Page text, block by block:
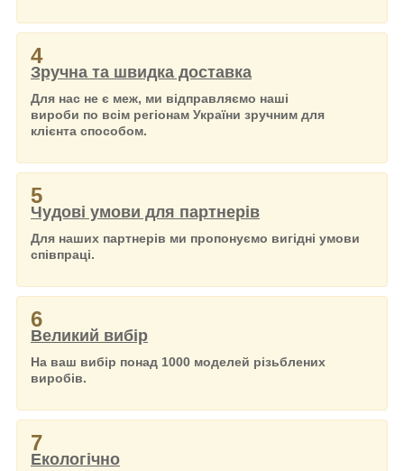
4
Зручна та швидка доставка
Для нас не є меж, ми відправляємо наші
вироби по всім регіонам України зручним для
клієнта способом.
5
Чудові умови для партнерів
Для наших партнерів ми пропонуємо вигідні умови
співпраці.
6
Великий вибір
На ваш вибір понад 1000 моделей різьблених
виробів.
7
Екологічно